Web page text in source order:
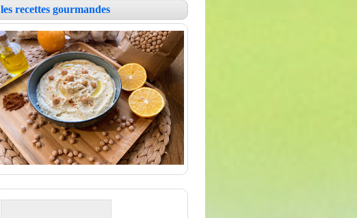
les recettes gourmandes